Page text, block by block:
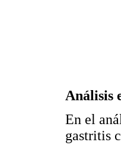
Análisis
En el
gastritis